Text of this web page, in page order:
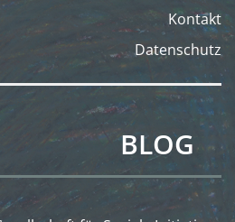
Kontakt
Datenschutz
BLOG